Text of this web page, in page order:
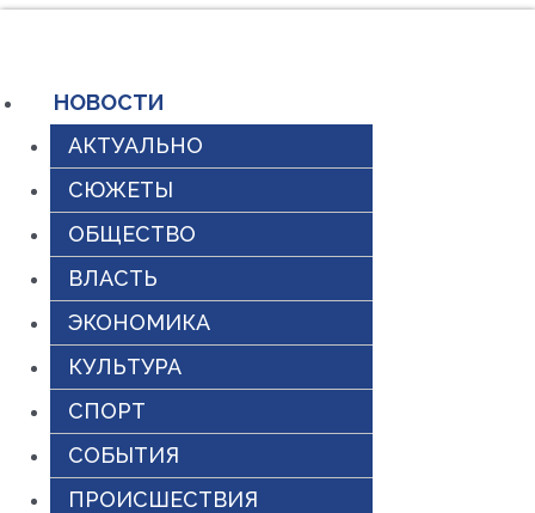
содержимому
НОВОСТИ
АКТУАЛЬНО
СЮЖЕТЫ
ОБЩЕСТВО
ВЛАСТЬ
ЭКОНОМИКА
КУЛЬТУРА
СПОРТ
СОБЫТИЯ
ПРОИСШЕСТВИЯ